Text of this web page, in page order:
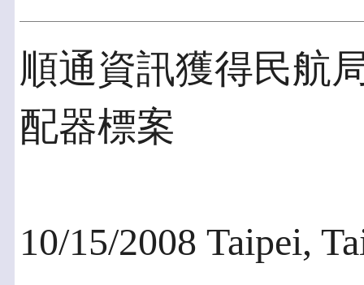
順通資訊獲得民航
配器標案
10/15/2008 Taipei,